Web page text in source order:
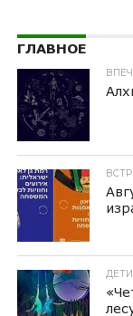
ГЛАВНОЕ